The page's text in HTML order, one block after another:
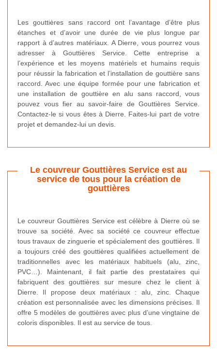
Les gouttières sans raccord ont l’avantage d’être plus
étanches et d’avoir une durée de vie plus longue par
rapport à d’autres matériaux. A Dierre, vous pourrez vous
adresser à Gouttières Service. Cette entreprise a
l’expérience et les moyens matériels et humains requis
pour réussir la fabrication et l’installation de gouttière sans
raccord. Avec une équipe formée pour une fabrication et
une installation de gouttière en alu sans raccord, vous
pouvez vous fier au savoir-faire de Gouttières Service.
Contactez-le si vous êtes à Dierre. Faites-lui part de votre
projet et demandez-lui un devis.
Le couvreur Gouttières Service est au
service de tous pour la création de
gouttières
Le couvreur Gouttières Service est célèbre à Dierre où se
trouve sa société. Avec sa société ce couvreur effectue
tous travaux de zinguerie et spécialement des gouttières. Il
a toujours créé des gouttières qualifiées actuellement de
traditionnelles avec les matériaux habituels (alu, zinc,
PVC…). Maintenant, il fait partie des prestataires qui
fabriquent des gouttières sur mesure chez le client à
Dierre. Il propose deux matériaux : alu, zinc. Chaque
création est personnalisée avec les dimensions précises. Il
offre 5 modèles de gouttières avec plus d’une vingtaine de
coloris disponibles. Il est au service de tous.